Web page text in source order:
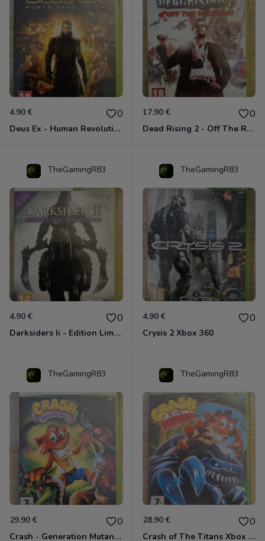
4.90 € 0
Deus Ex - Human Revolution Xbox 360
17.90 € 0
Dead Rising 2 - Off The Record Xbox 360
TheGamingR83
4.90 € 0
Darksiders Ii - Edition Limitée Xbox 360
TheGamingR83
4.90 € 0
Crysis 2 Xbox 360
TheGamingR83
29.90 € 0
Crash - Generation Mutant Xbox 360
TheGamingR83
28.90 € 0
Crash of The Titans Xbox 360